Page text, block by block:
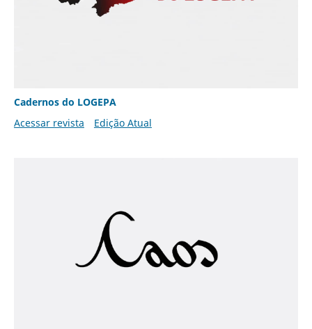
Cadernos do LOGEPA
Acessar revista
Edição Atual